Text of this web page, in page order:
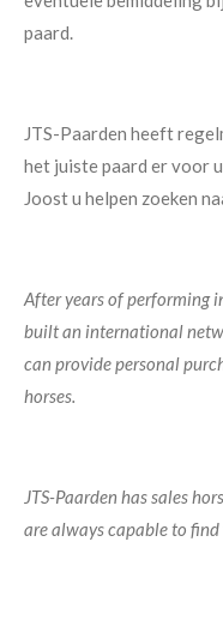
paard.
JTS-Paarden heeft
het juiste paard er voor
Joost u helpen zoeken
After years of performing
built an international
can provide personal
horses.
JTS-Paarden has sales
are always capable to